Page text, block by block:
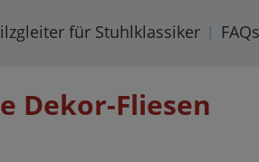
für Stuhlklassiker FAQs
Dekor-Fliesen